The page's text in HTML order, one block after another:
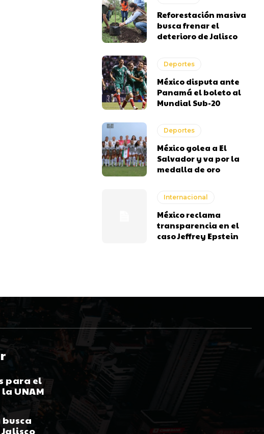
Reforestación masiva
busca frenar el
deterioro de Jalisco
Deportes
México disputa ante
Panamá el boleto al
Mundial Sub-20
Deportes
México golea a El
Salvador y va por la
medalla de oro
Internacional
México reclama
transparencia en el
caso Jeffrey Epstein
para el
UNAM